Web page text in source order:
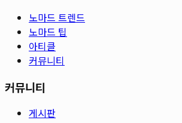
노마드 트렌드
노마드 팁
아티클
커뮤니티
커뮤니티
게시판